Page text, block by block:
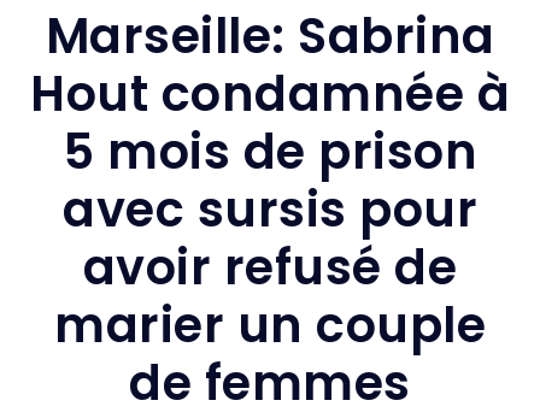
Marseille: Sabrina
Hout condamnée à
5 mois de prison
avec sursis pour
avoir refusé de
marier un couple
de femmes